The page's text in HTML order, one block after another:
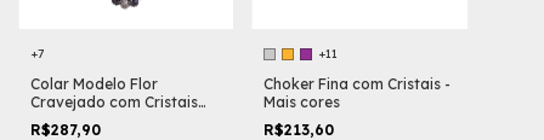
+7
Colar Modelo Flor
Cravejado com Cristais
Ovais
R$287,90
+11
Choker Fina com Cristais -
Mais cores
R$213,60